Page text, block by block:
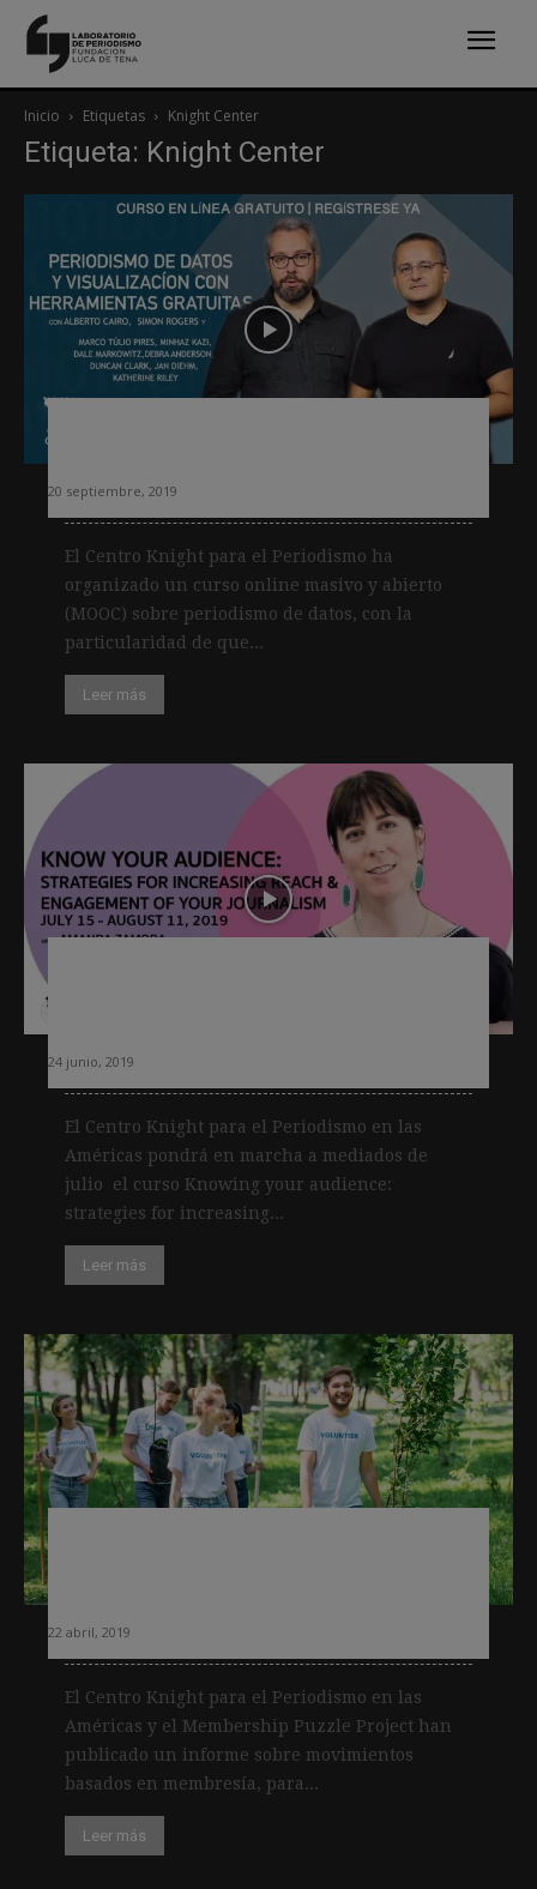
Inicio Etiquetas Knight Center
Etiqueta: Knight Center
20 septiembre, 2019
El Centro Knight para el Periodismo ha
organizado un curso online masivo y abierto
(MOOC) sobre periodismo de datos, con la
particularidad de que...
Leer más
24 junio, 2019
El Centro Knight para el Periodismo en las
Américas pondrá en marcha a mediados de
julio el curso Knowing your audience:
strategies for increasing...
Leer más
22 abril, 2019
El Centro Knight para el Periodismo en las
Américas y el Membership Puzzle Project han
publicado un informe sobre movimientos
basados en membresía, para...
Leer más